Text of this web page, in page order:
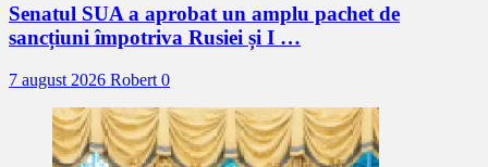
Senatul SUA a aprobat un amplu pachet de
sancțiuni împotriva Rusiei și I …
7 august 2026 Robert 0